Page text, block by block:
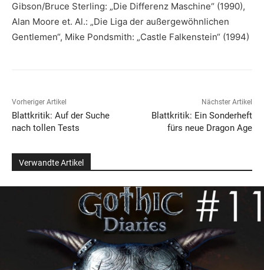
Gibson/Bruce Sterling: „Die Differenz Maschine“ (1990),
Alan Moore et. Al.: „Die Liga der außergewöhnlichen
Gentlemen“, Mike Pondsmith: „Castle Falkenstein“ (1994)
Vorheriger Artikel
Blattkritik: Auf der Suche
nach tollen Tests
Nächster Artikel
Blattkritik: Ein Sonderheft
fürs neue Dragon Age
Verwandte Artikel